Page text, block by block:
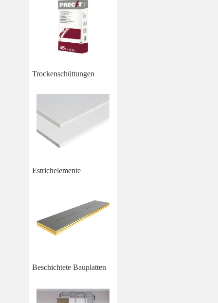
Trockenschüttungen
Estrichelemente
Beschichtete Bauplatten